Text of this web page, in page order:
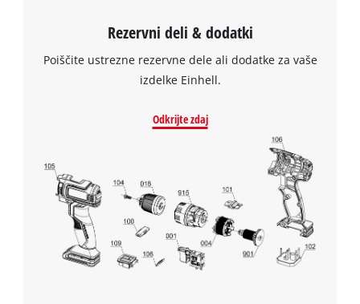
Rezervni deli & dodatki
Poiščite ustrezne rezervne dele ali dodatke za vaše
izdelke Einhell.
Odkrijte zdaj